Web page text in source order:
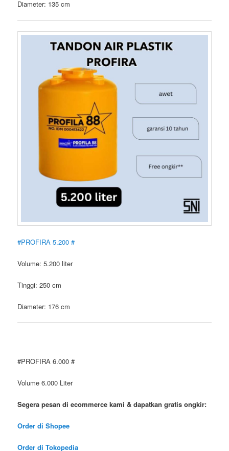
Diameter: 135 cm
#PROFIRA 5.200 #
Volume: 5.200 liter
Tinggi: 250 cm
Diameter: 176 cm
#PROFIRA 6.000 #
Volume 6.000 Liter
Segera pesan di ecommerce kami & dapatkan gratis ongkir:
Orderdi Shopee
Orderdi Tokopedia